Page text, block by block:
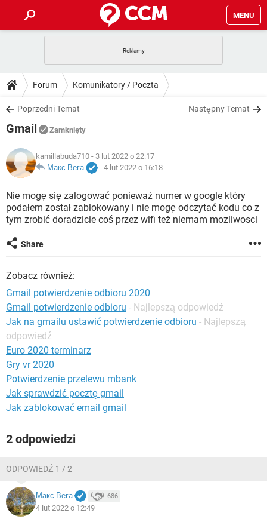
MENU
GRY WHATSAPP
SPOTIFY
INSTAGRAM
WINDOWS 10
PORADY
PlayStation TIKTOK
INSTAGRAM FACEBOOK
WINDOWS 10
DO POBRANIA
ANDROID
GRY
IOS NETFLIX
INSTAGRAM FACEBOOK
WINDOWS 10
COVID-19 TIKTOK
GRY
SPOTIFY NETFLIX
INSTAGRAM FACEBOOK
WINDOWS 10
ARTYKUŁY
COVID-19 TIKTOK
GRY WHATSAPP
INSTAGRAM
WINDOWS 10
Forum Komunikatory / Poczta
Poprzedni Temat Następny Temat
Gmail Zamknięty
kamillabuda710 - 3 lut 2022 o 22:17
Макс Вега
- 4 lut 2022 o 16:18
Nie mogę się zalogować ponieważ numer w google który
podałem został zablokowany i nie mogę odczytać kodu co z
tym zrobić doradzicie coś przez wifi też niemam mozliwosci
Share
Zobacz również:
Gmail potwierdzenie odbioru 2020
Gmail potwierdzenie odbioru - Najlepszą odpowiedź
Jak na gmailu ustawić potwierdzenie odbioru - Najlepszą
odpowiedź
Euro 2020 terminarz
Gry vr 2020
Potwierdzenie przelewu mbank
Jak sprawdzić pocztę gmail
Jak zablokować email gmail
2 odpowiedzi
ODPOWIEDŹ 1 / 2
Макс Вега 686
4 lut 2022 o 12:49